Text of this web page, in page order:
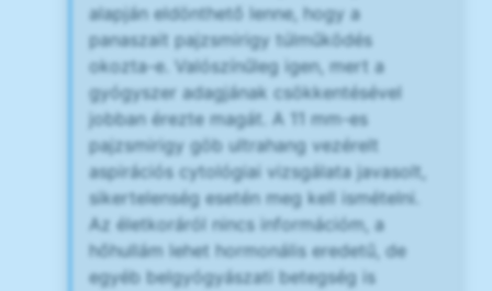
alapján eldönthető lenne, hogy a
panaszait pajzsmirigy túlműködés
okozta-e. Valószínűleg igen, mert a
gyógyszer adagjának csökkentésével
jobban érezte magát. A 11 mm-es
pajzsmirigy göb ultrahang vezérelt
aspirációs cytológiai vizsgálata javasolt,
sikertelenség esetén meg kell ismételni.
Az életkoráról nincs információm, a
hőhullám lehet hormonális eredetű, de
egyéb belgyógyászati betegség is